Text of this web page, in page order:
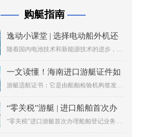
逸动小课堂 | 选择电动船外机还
是燃油船外机？
随着国内电池技术和新能源技术的进步，电
验优势抢占了部分燃油船外机市场。那么，
究竟是选择电动船外机还是燃油船外机，这
一定是很多个人用户、船厂、景区、政府水
务部门在为船只选择动力推进系统时都要面
临的问题。
一文读懂！海南进口游艇证件如
何办理？
游艇适航证书：它是由船舶检验机构签发
适合在一定水域内航行的证书。
“零关税”游艇 | 进口船舶首次办
理登记业务流程图
“零关税”进口游艇首次办理船舶登记业务流
—— 购艇指南 ——